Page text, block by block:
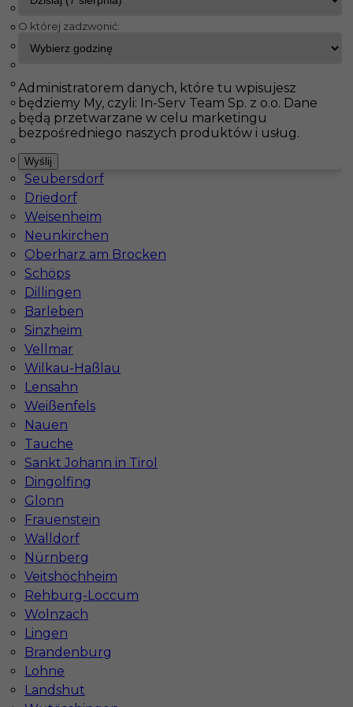
InServ Oferty pracy
Pokaż filtr
Haiterbach
Badendorf
Albig
Klettgau
Thale
Bisingen
Schorndorf
Meinersen
Seubersdorf
Driedorf
Weisenheim
Neunkirchen
Oberharz am Brocken
Schöps
Dillingen
Barleben
Sinzheim
Vellmar
Wilkau-Haßlau
Lensahn
Weißenfels
Nauen
Tauche
Sankt Johann in Tirol
Dingolfing
Glonn
Frauenstein
Walldorf
Nürnberg
Veitshöchheim
Rehburg-Loccum
Wolnzach
Lingen
Brandenburg
Lohne
Landshut
Prace wyburzeniowe / rozbiórki w Niemczech
Kategoria
Lokalizacja Niemcy
Wymagane języki
Stawka 17 - 19 € / h
1
Znaleziono 1 wyników
Jak znaleźć pracę za granicą?
Czy praca Niemcy na budowie nadal się
opłaca przy obecnych kosztach życia?
O której zadzwonić:
Administratorem danych, które tu wpisujesz
będziemy My, czyli: In-Serv Team Sp. z o.o. Dane
będą przetwarzane w celu marketingu
bezpośredniego naszych produktów i usług.
Wyślij